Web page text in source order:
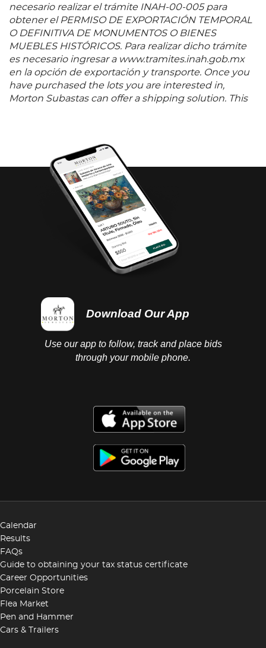
necesario realizar el trámite INAH-00-005 para
obtener el PERMISO DE EXPORTACIÓN TEMPORAL
O DEFINITIVA DE MONUMENTOS O BIENES
MUEBLES HISTÓRICOS. Para realizar dicho trámite
es necesario ingresar a www.tramites.inah.gob.mx
en la opción de exportación y transporte. Once you
have purchased the lots you are interested in,
Morton Subastas can offer a shipping solution. This
Download Our App
Use our app to follow, track and place bids
through your mobile phone.
Calendar
Results
FAQs
Guide to obtaining your tax status certificate
Career Opportunities
Porcelain Store
Flea Market
Pen and Hammer
Cars & Trailers